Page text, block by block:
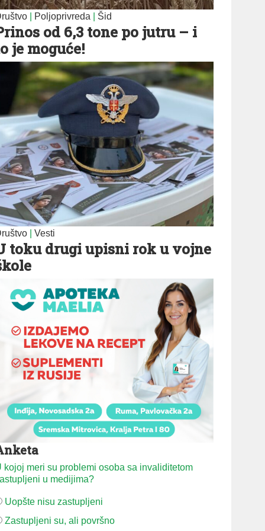
Poljoprivreda Šid
od 6,3 tone po jutru – i
je moguće!
Vesti
toku drugi upisni rok u vojne
kojoj meri su problemi osoba sa invaliditetom
u medijima?
Uopšte nisu zastupljeni
Zastupljeni su, ali površno